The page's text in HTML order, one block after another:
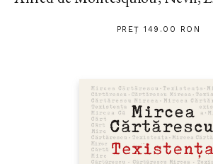
PREȚ 149.00 RON